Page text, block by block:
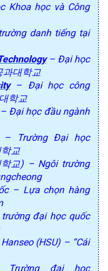
Khoa học và Công
danh tiếng tại
– Đại học
과대학교
– Đại học công
학교
Đại học đầu ngành
Trường Đại học
교
교) – Ngôi trường
– Lựa chọn hàng
đại học quốc
(HSU) – “Cái
đại học